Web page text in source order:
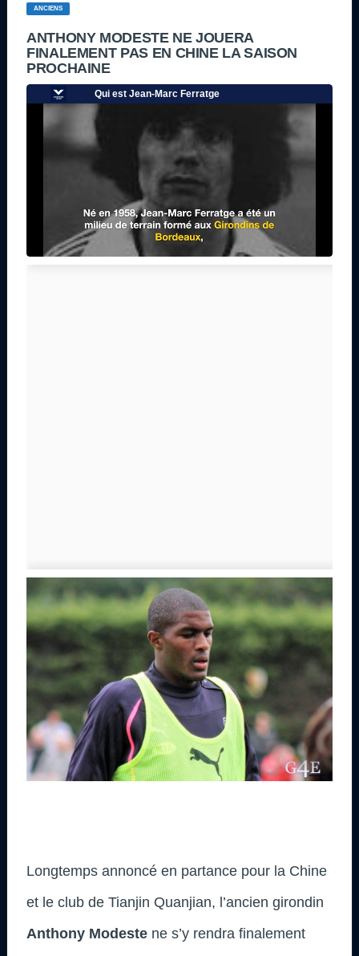
ANCIENS
ANTHONY MODESTE NE JOUERA
FINALEMENT PAS EN CHINE LA SAISON
PROCHAINE
Longtemps annoncé en partance pour la Chine
et le club de Tianjin Quanjian, l’ancien girondin
Anthony Modeste ne s’y rendra finalement